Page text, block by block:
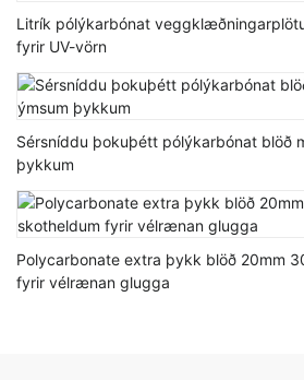
Litrík pólýkarbónat
fyrir UV-vörn
Sérsníddu þokuþétt pólýkarbónat blöð
þykkum
Polycarbonate extra þykk blöð 20mm
fyrir vélrænan glugga